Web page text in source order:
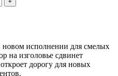
новом исполнении для смелых
на изголовье сдвинет
дорогу для новых